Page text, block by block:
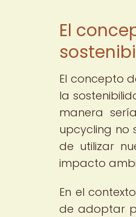
El
El concepto
la
manera
upcycling no
de utilizar
impacto
En el
de adoptar